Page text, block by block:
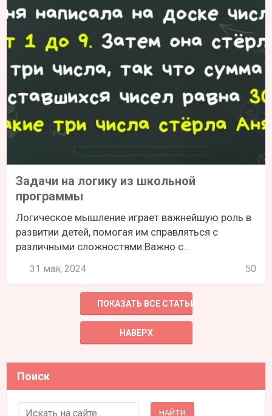
Задачи на логику из школьной
программы
Логическое мышление играет важнейшую роль в
развитии детей, помогая им справляться с
различными сложностями.Важно с...
31 мая, 2024 50
ПОКАЗАТЬ ВСЕ СТАТЬИ
НАВЕРХ
Поиск
Search for: